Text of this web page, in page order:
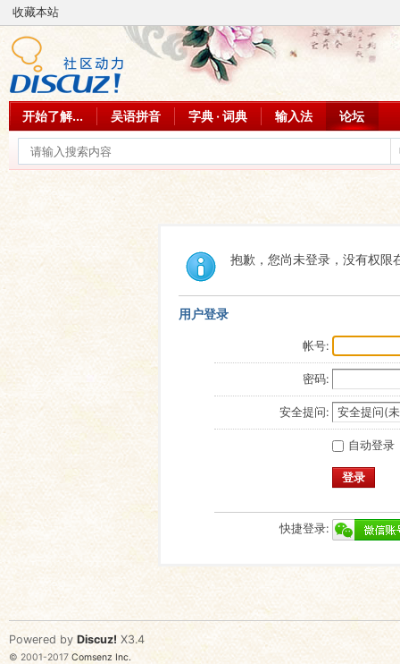
收藏本站
开始了解... 吴语拼音 字典 · 词典 输入法 论坛
抱歉，您尚未登录，没有权限
用户登录
帐号:
密码:
安全提问:
自动登录
登录
快捷登录:
Powered by Discuz! X3.4
© 2001-2017 Comsenz Inc.